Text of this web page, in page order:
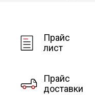
Прайс
лист
Прайс
доставки